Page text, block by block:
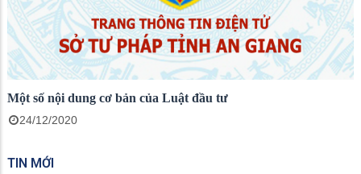
Một số nội dung cơ bản của Luật đầu tư
24/12/2020
TIN MỚI